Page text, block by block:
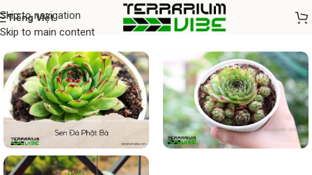
Skip to navigation
Skip to main content
Tiếng Việt
Home/Cây thủy sinh